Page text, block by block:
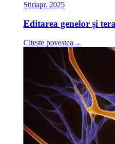
Știriapr. 2025
Editarea genelor și
Citește povestea →